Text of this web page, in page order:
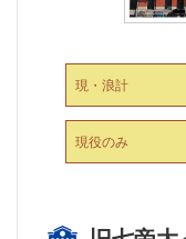
現・浪計
現役のみ